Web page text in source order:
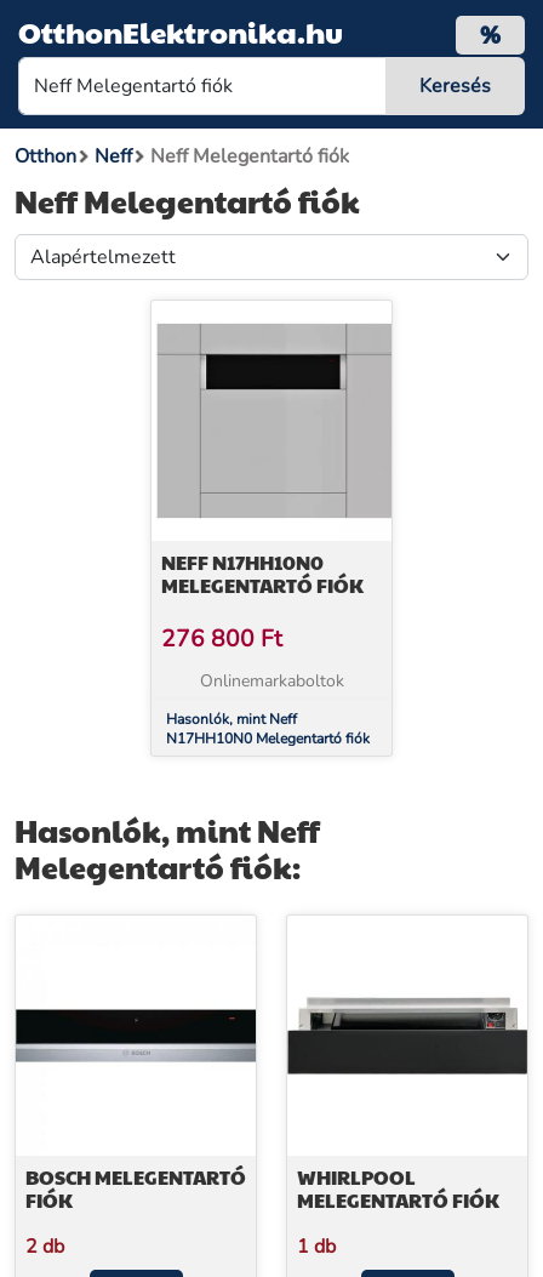
OtthonElektronika.hu %
Otthon Neff Neff Melegentartó fiók
Neff Melegentartó fiók
NEFF N17HH10N0
MELEGENTARTÓ FIÓK
276 800 Ft
Onlinemarkaboltok
Hasonlók, mint Neff
N17HH10N0 Melegentartó fiók
Hasonlók, mint Neff
Melegentartó fiók:
BOSCH MELEGENTARTÓ
FIÓK
2 db
WHIRLPOOL
MELEGENTARTÓ FIÓK
1 db